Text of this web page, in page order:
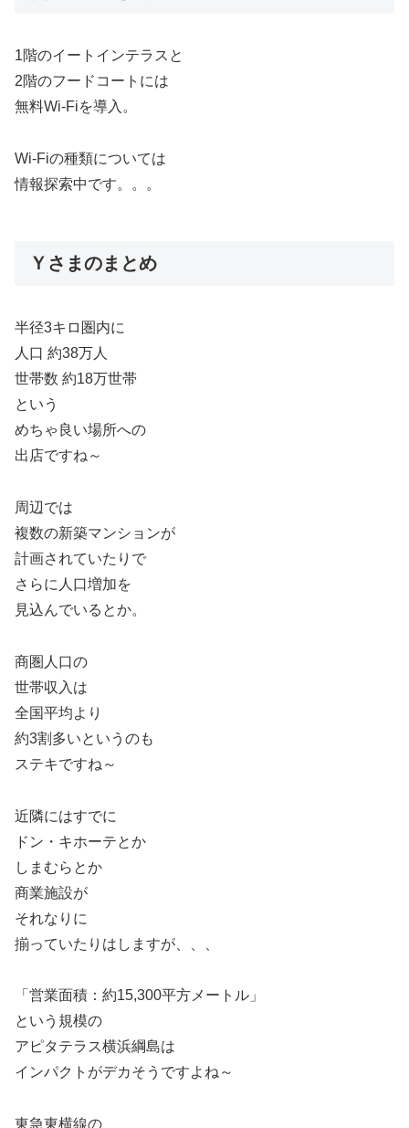
1階のイートインテラスと
2階のフードコートには
無料Wi-Fiを導入。
Wi-Fiの種類については
情報探索中です。。。
Ｙさまのまとめ
半径3キロ圏内に
人口 約38万人
世帯数 約18万世帯
という
めちゃ良い場所への
出店ですね～
周辺では
複数の新築マンションが
計画されていたりで
さらに人口増加を
見込んでいるとか。
商圏人口の
世帯収入は
全国平均より
約3割多いというのも
ステキですね～
近隣にはすでに
ドン・キホーテとか
しまむらとか
商業施設が
それなりに
揃っていたりはしますが、、、
「営業面積：約15,300平方メートル」
という規模の
アピタテラス横浜綱島は
インパクトがデカそうですよね～
東急東横線の